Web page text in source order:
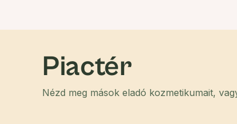
Piactér
Nézd meg mások eladó kozmetikumait,